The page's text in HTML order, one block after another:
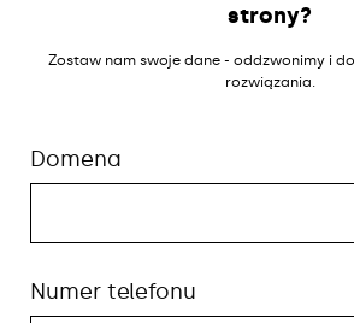
strony?
Zostaw nam swoje dane - oddzwonimy i
rozwiązania.
Domena
Numer telefonu